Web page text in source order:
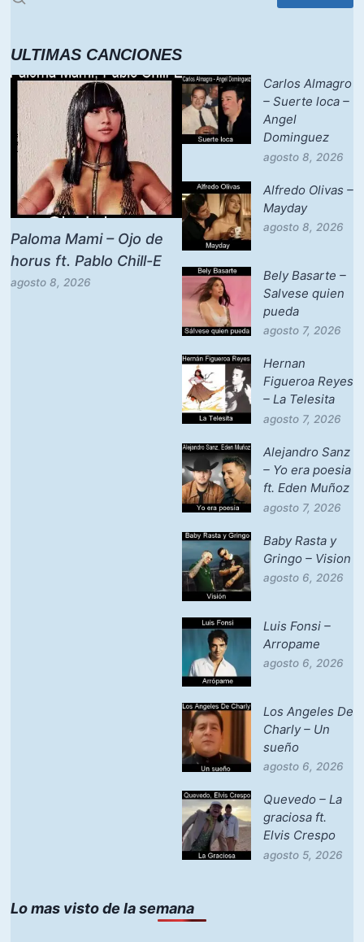
ULTIMAS CANCIONES
Paloma Mami – Ojo de
horus ft. Pablo Chill-E
agosto 8, 2026
Carlos Almagro
– Suerte loca –
Angel
Dominguez
agosto 8, 2026
Alfredo Olivas –
Mayday
agosto 8, 2026
Bely Basarte –
Salvese quien
pueda
agosto 7, 2026
Hernan
Figueroa Reyes
– La Telesita
agosto 7, 2026
Alejandro Sanz
– Yo era poesia
ft. Eden Muñoz
agosto 7, 2026
Baby Rasta y
Gringo – Vision
agosto 6, 2026
Luis Fonsi –
Arropame
agosto 6, 2026
Los Angeles De
Charly – Un
sueño
agosto 6, 2026
Quevedo – La
graciosa ft.
Elvis Crespo
agosto 5, 2026
Lo mas visto de la semana